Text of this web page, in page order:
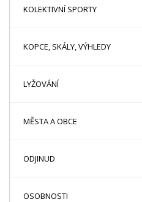
KOLEKTIVNÍ SPORTY
KOPCE, SKÁLY, VÝHLEDY
LYŽOVÁNÍ
MĚSTA A OBCE
ODJINUD
OSOBNOSTI